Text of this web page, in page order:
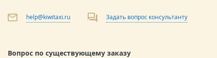
help@kiwitaxi.ru Задать вопрос консультанту
Вопрос по существующему заказу